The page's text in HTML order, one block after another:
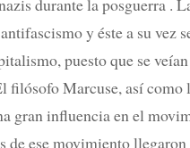
durante la posguerra .
y éste a su vez
puesto que se
filósofo Marcuse, así como
gran influencia en el
de ese movimiento